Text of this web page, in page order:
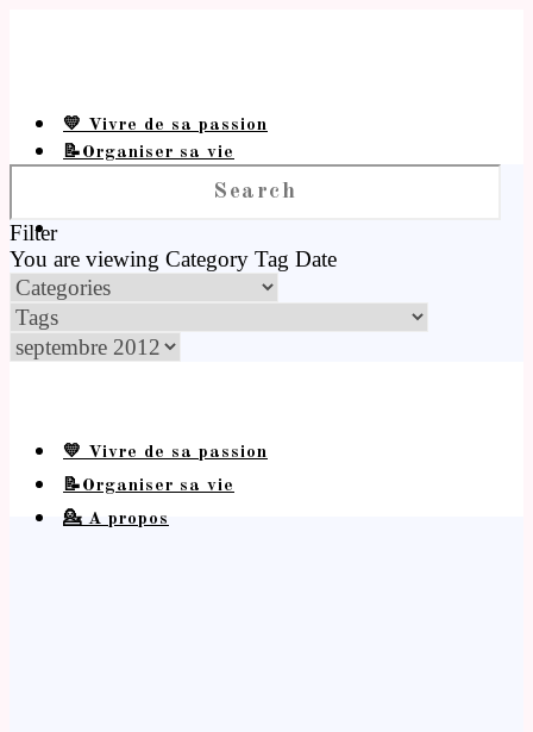
💛 Vivre de sa passion
📝Organiser sa vie
Filter
You are viewing Category Tag Date
💛 Vivre de sa passion
📝Organiser sa vie
💁 A propos